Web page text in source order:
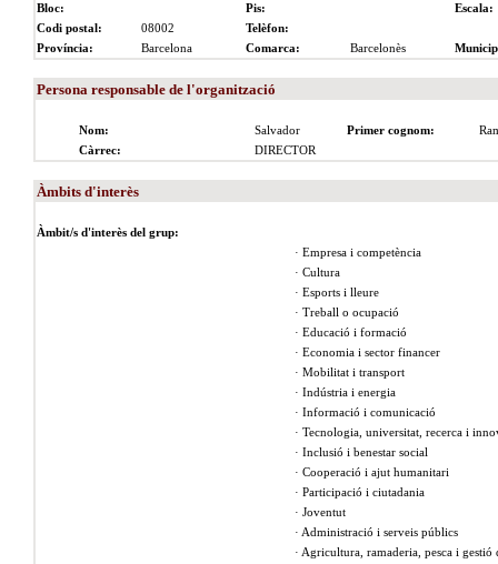
Bloc:
Pis:
Escala:
Codi postal:
08002
Telèfon:
Província:
Barcelona Comarca: Barcelonès
Persona responsable de l'organització
Nom: Salvador Primer cognom:
Càrrec:
DIRECTOR
Àmbits d'interès
Àmbit/s d'interès del grup:
· Empresa i competència
· Cultura
· Esports i lleure
· Treball o ocupació
· Educació i formació
· Economia i sector financer
· Mobilitat i transport
· Indústria i energia
· Informació i comunicació
· Tecnologia, universitat, recerca i
· Inclusió i benestar social
· Cooperació i ajut humanitari
· Participació i ciutadania
· Joventut
· Administració i serveis públics
· Agricultura, ramaderia, pesca i gestió